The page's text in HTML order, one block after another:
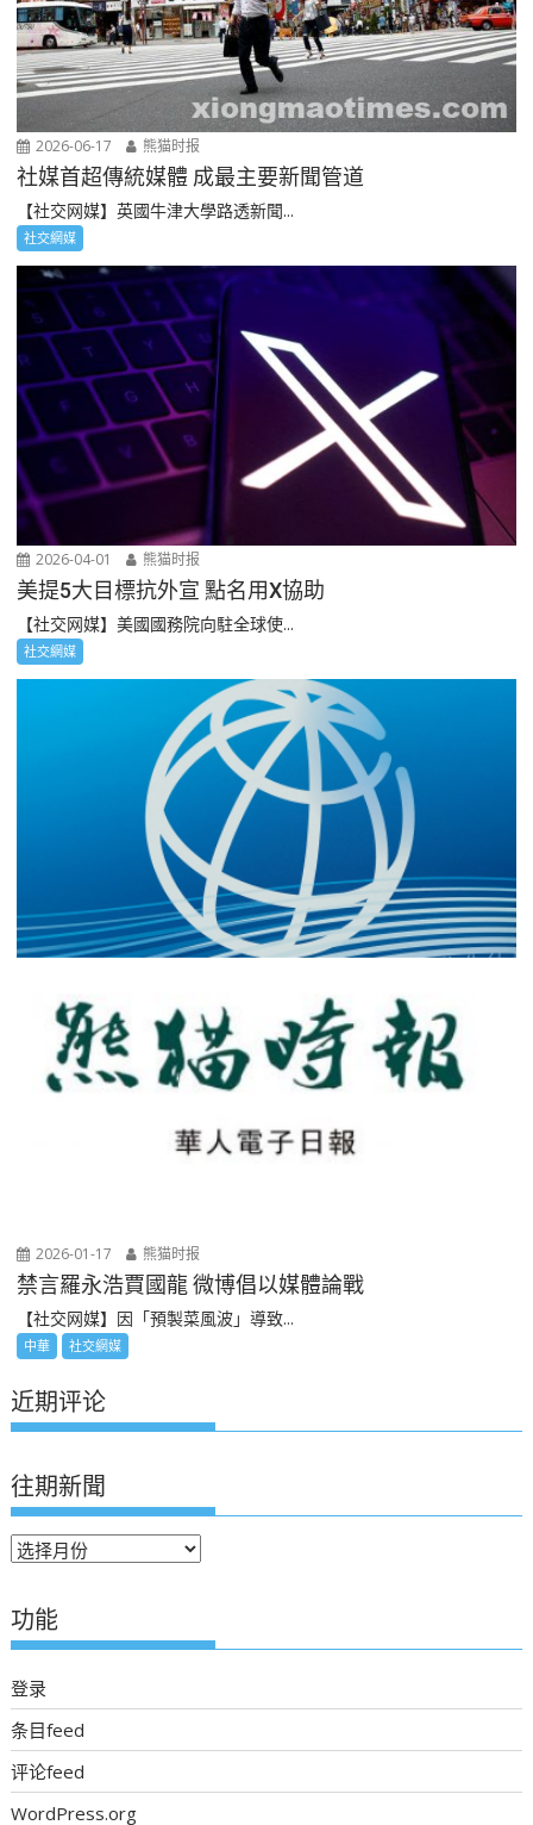
2026-06-17 熊猫时报
社媒首超傳統媒體 成最主要新聞管道
【社交网媒】英國牛津大學路透新聞...
社交網媒
2026-04-01 熊猫时报
美提5大目標抗外宣 點名用X協助
【社交网媒】美國國務院向駐全球使...
社交網媒
2026-01-17 熊猫时报
禁言羅永浩賈國龍 微博倡以媒體論戰
【社交网媒】因「預製菜風波」導致...
中華 社交網媒
近期评论
往期新聞
往
新
聞
功能
登录
条目feed
评论feed
WordPress.org